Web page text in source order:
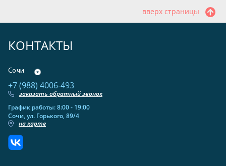
вверх страницы
КОНТАКТЫ
Сочи
+7 (988) 4006-493
заказать обратный звонок
График работы: 8:00 - 19:00
Сочи, ул. Горького, 89/4
на карте